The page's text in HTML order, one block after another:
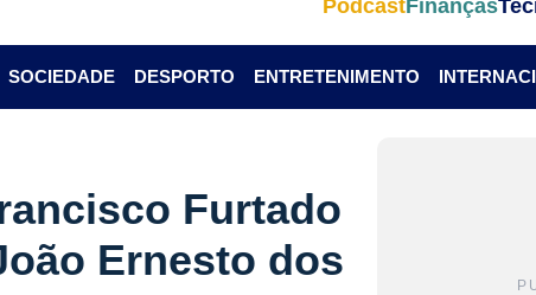
PodcastFinanças
SOCIEDADE DESPORTO ENTRETENIMENTO
Furtado
Ernesto dos